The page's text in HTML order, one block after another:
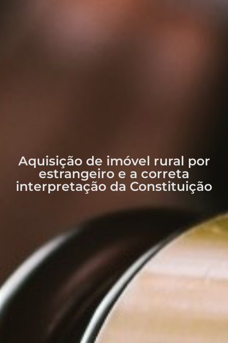
Aquisição de imóvel rural por
estrangeiro e a correta
interpretação da Constituição